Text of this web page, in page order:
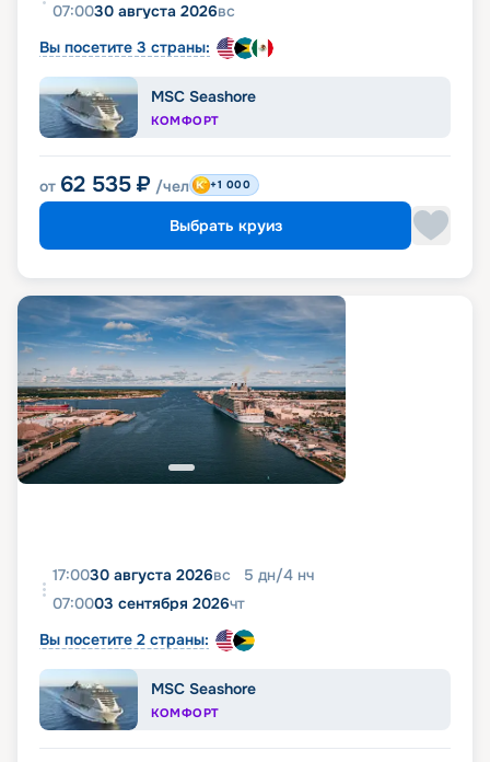
07:0030 августа 2026вс
Вы посетите 3 страны:
MSC Seashore
КОМФОРТ
от 62 535 ₽ /чел +1 000
Выбрать круиз
17:0030 августа 2026вс 5 дн/4 нч
07:0003 сентября 2026чт
Вы посетите 2 страны:
MSC Seashore
КОМФОРТ